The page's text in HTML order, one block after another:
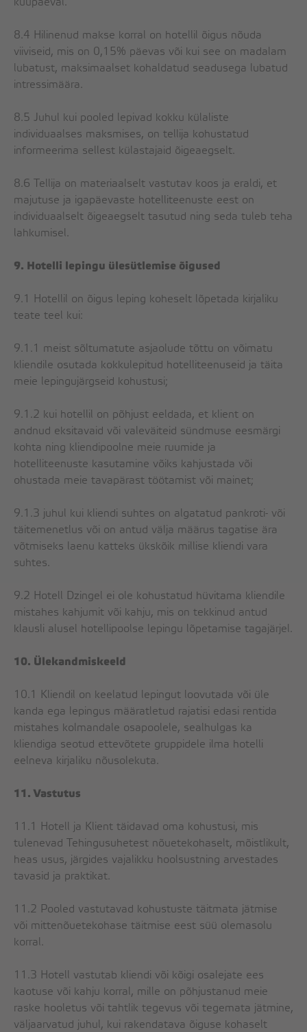
8.4 Hilinenud makse korral on hotellil õigus nõuda
viiviseid, mis on 0,15% päevas või kui see on madalam
lubatust, maksimaalset kohaldatud seadusega lubatud
intressimäära.
8.5 Juhul kui pooled lepivad kokku külaliste
individuaalses maksmises, on tellija kohustatud
informeerima sellest külastajaid õigeaegselt.
8.6 Tellija on materiaalselt vastutav koos ja eraldi, et
majutuse ja igapäevaste hotelliteenuste eest on
individuaalselt õigeaegselt tasutud ning seda tuleb teha
lahkumisel.
9. Hotelli lepingu ülesütlemise õigused
9.1 Hotellil on õigus leping koheselt lõpetada kirjaliku
teate teel kui:
9.1.1 meist sõltumatute asjaolude tõttu on võimatu
kliendile osutada kokkulepitud hotelliteenuseid ja täita
meie lepingujärgseid kohustusi;
9.1.2 kui hotellil on põhjust eeldada, et klient on
andnud eksitavaid või valeväiteid sündmuse eesmärgi
kohta ning kliendipoolne meie ruumide ja
hotelliteenuste kasutamine võiks kahjustada või
ohustada meie tavapärast töötamist või mainet;
9.1.3 juhul kui kliendi suhtes on algatatud pankroti- või
täitemenetlus või on antud välja määrus tagatise ära
võtmiseks laenu katteks ükskõik millise kliendi vara
suhtes.
9.2 Hotell Dzingel ei ole kohustatud hüvitama kliendile
mistahes kahjumit või kahju, mis on tekkinud antud
klausli alusel hotellipoolse lepingu lõpetamise tagajärjel.
10. Ülekandmiskeeld
10.1 Kliendil on keelatud lepingut loovutada või üle
kanda ega lepingus määratletud rajatisi edasi rentida
mistahes kolmandale osapoolele, sealhulgas ka
kliendiga seotud ettevõtete gruppidele ilma hotelli
eelneva kirjaliku nõusolekuta.
11. Vastutus
11.1 Hotell ja Klient täidavad oma kohustusi, mis
tulenevad Tehingusuhetest nõuetekohaselt, mõistlikult,
heas usus, järgides vajalikku hoolsustning arvestades
tavasid ja praktikat.
11.2 Pooled vastutavad kohustuste täitmata jätmise
või mittenõuetekohase täitmise eest süü olemasolu
korral.
11.3 Hotell vastutab kliendi või kõigi osalejate ees
kaotuse või kahju korral, mille on põhjustanud meie
raske hooletus või tahtlik tegevus või tegemata jätmine,
väljaarvatud juhul, kui rakendatava õiguse kohaselt